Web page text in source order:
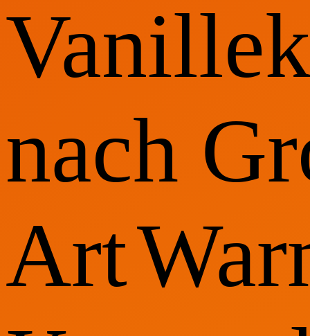
nach
Art